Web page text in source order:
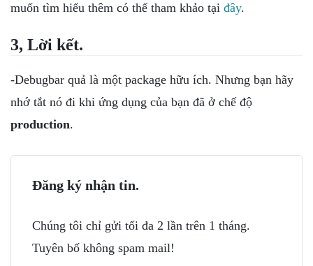
muốn tìm hiểu thêm có thể tham khảo tại đây.
3, Lời kết.
-Debugbar quả là một package hữu ích. Nhưng bạn hãy
nhớ tắt nó đi khi ứng dụng của bạn đã ở chế độ
production.
Đăng ký nhận tin.
Chúng tôi chỉ gửi tối đa 2 lần trên 1 tháng.
Tuyên bố không spam mail!